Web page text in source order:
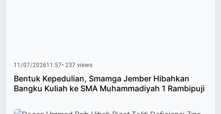
11/07/202611:57• 237 views
Bentuk Kepedulian, Smamga Jember Hibahkan
Bangku Kuliah ke SMA Muhammadiyah 1 Rambipuji